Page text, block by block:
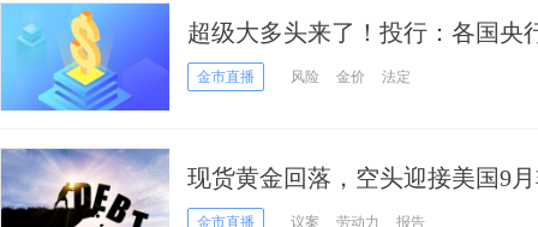
超级大多头来了！投行：各国央
币政策 金价将飙升至5500美元
金市直播 风险 金价 法定
现货黄金回落，空头迎接美国9
金市直播 议案 劳动力 报告